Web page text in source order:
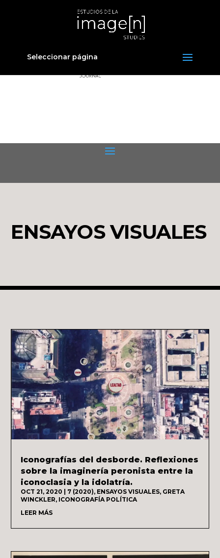
Seleccionar página
ENSAYOS VISUALES
Iconografías del desborde. Reflexiones
sobre la imaginería peronista entre la
iconoclasia y la idolatría.
OCT 21, 2020 7 (2020), ENSAYOS VISUALES, GRETA
WINCKLER, ICONOGRAFÍA POLÍTICA
LEER MÁS